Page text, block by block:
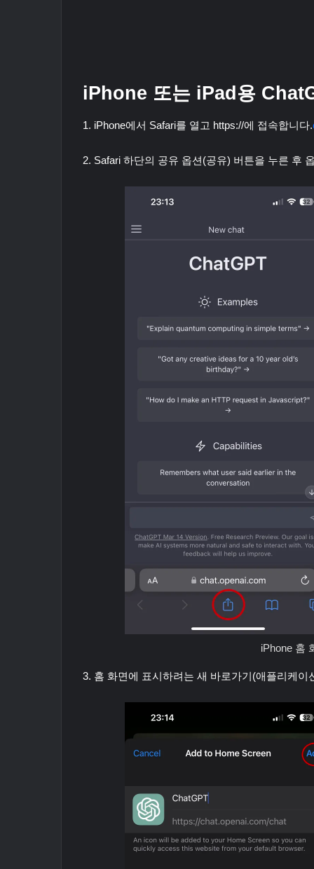
iPhone 또는 iPad용
1. iPhone에서 Safari를 열고 https://에 접속합니다.
2. Safari 하단의 공유 옵션(공유) 버튼을 누른 후
iPhone 홈
3. 홈 화면에 표시하려는 새 바로가기(애플리케